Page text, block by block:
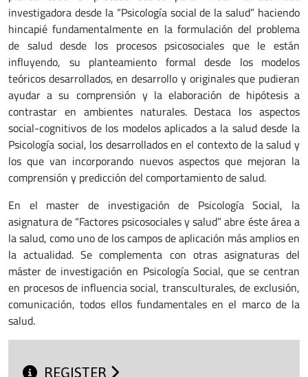
investigadora desde la “Psicología social de la salud” haciendo
hincapié fundamentalmente en la formulación del problema
de salud desde los procesos psicosociales que le están
influyendo, su planteamiento formal desde los modelos
teóricos desarrollados, en desarrollo y originales que pudieran
ayudar a su comprensión y la elaboración de hipótesis a
contrastar en ambientes naturales. Destaca los aspectos
social-cognitivos de los modelos aplicados a la salud desde la
Psicología social, los desarrollados en el contexto de la salud y
los que van incorporando nuevos aspectos que mejoran la
comprensión y predicción del comportamiento de salud.
En el master de investigación de Psicología Social, la
asignatura de “Factores psicosociales y salud” abre éste área a
la salud, como uno de los campos de aplicación más amplios en
la actualidad. Se complementa con otras asignaturas del
máster de investigación en Psicología Social, que se centran
en procesos de influencia social, transculturales, de exclusión,
comunicación, todos ellos fundamentales en el marco de la
salud.
REGISTER